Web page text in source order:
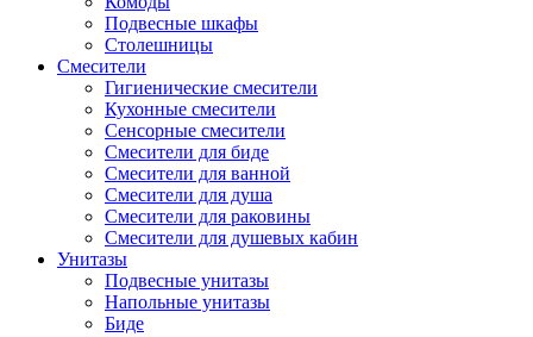
Подвесные шкафы
Столешницы
Смесители
Гигиенические смесители
Кухонные смесители
Сенсорные смесители
Смесители для биде
Смесители для ванной
Смесители для душа
Смесители для раковины
Смесители для душевых кабин
Унитазы
Подвесные унитазы
Напольные унитазы
Биде